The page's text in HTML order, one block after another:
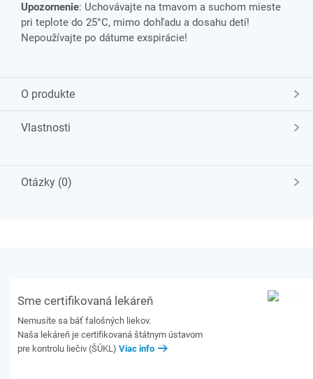
Upozornenie: Uchovávajte na tmavom a suchom mieste
pri teplote do 25°C, mimo dohľadu a dosahu detí!
Nepoužívajte po dátume exspirácie!
O produkte
Vlastnosti
Otázky (0)
Sme certifikovaná lekáreň
Nemusíte sa báť falošných liekov.
Naša lekáreň je certifikovaná štátnym ústavom
pre kontrolu liečiv (ŠÚKL) Viac info